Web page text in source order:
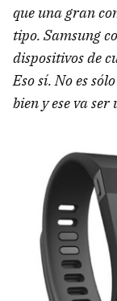
que una gran
tipo. Samsung
dispositivos de
Eso sí. No es
bien y ese va